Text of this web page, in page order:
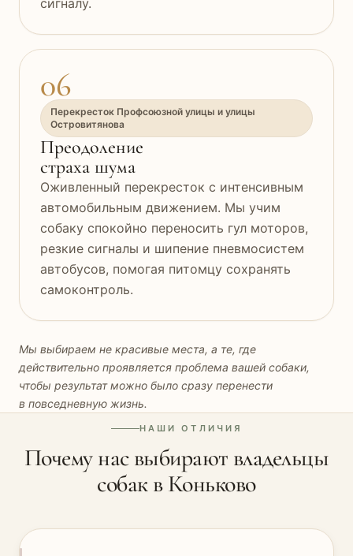
06
Перекресток Профсоюзной улицы и улицы
Островитянова
Преодоление
страха шума
Оживленный перекресток с интенсивным
автомобильным движением. Мы учим
собаку спокойно переносить гул моторов,
резкие сигналы и шипение пневмосистем
автобусов, помогая питомцу сохранять
самоконтроль.
Мы выбираем не красивые места, а те, где
действительно проявляется проблема вашей собаки,
чтобы результат можно было сразу перенести
в повседневную жизнь.
НАШИ ОТЛИЧИЯ
Почему нас выбирают владельцы
собак в Коньково